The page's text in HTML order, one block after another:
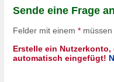
Sende eine Frage
Felder mit einem *
Erstelle ein
automatisch eingefügt!